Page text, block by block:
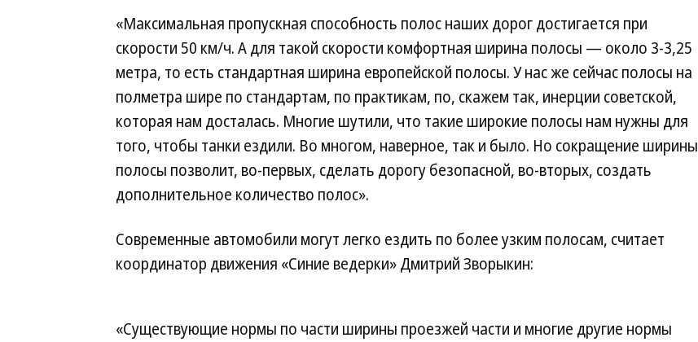
«Максимальная пропускная способность полос наших дорог достигается при
скорости 50 км/ч. А для такой скорости комфортная ширина полосы — около 3-3,25
метра, то есть стандартная ширина европейской полосы. У нас же сейчас полосы на
полметра шире по стандартам, по практикам, по, скажем так, инерции советской,
которая нам досталась. Многие шутили, что такие широкие полосы нам нужны для
того, чтобы танки ездили. Во многом, наверное, так и было. Но сокращение ширины
полосы позволит, во-первых, сделать дорогу безопасной, во-вторых, создать
дополнительное количество полос».
Современные автомобили могут легко ездить по более узким полосам, считает
координатор движения «Синие ведерки» Дмитрий Зворыкин:
«Существующие нормы по части ширины проезжей части и многие другие нормы